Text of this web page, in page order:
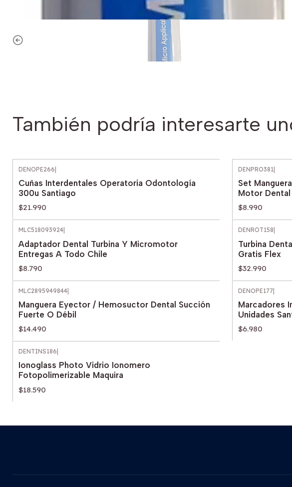
También podría interesarte
DENOPE266
Cuñas Interdentales Operatoria Odontología
300u Santiago
$21.990
DENPRO381|
Set
Motor Dental
$8.990
MLC518093924
Adaptador Dental Turbina Y Micromotor
Entregas A Todo Chile
$8.790
DENROT158
Turbina
Gratis Flex
$32.990
MLC2895949844
Manguera Eyector / Hemosuctor Dental Succión
Fuerte O Débil
$14.490
DENOPE177|
Marcadores
Unidades
$6.980
DENTINS186
Ionoglass Photo Vidrio Ionomero
Fotopolimerizable Maquira
$18.590